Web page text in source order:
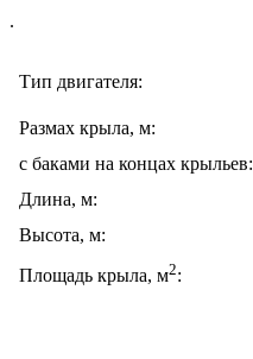
.
Тип двигателя:
Размах крыла, м:
с баками на концах крыльев:
Длина, м:
Высота, м:
Площадь крыла, м2: